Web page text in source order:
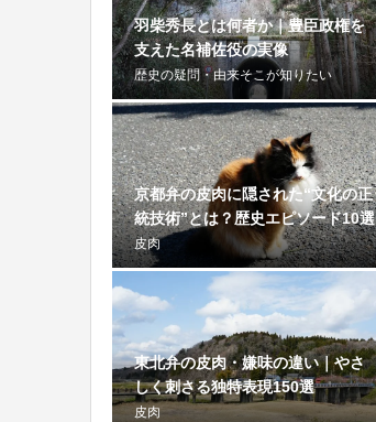
羽柴秀長とは何者か｜豊臣政権を
支えた名補佐役の実像
歴史の疑問・由来そこが知りたい
京都弁の皮肉に隠された“文化の正
統技術”とは？歴史エピソード10選
皮肉
東北弁の皮肉・嫌味の違い｜やさ
しく刺さる独特表現150選
皮肉